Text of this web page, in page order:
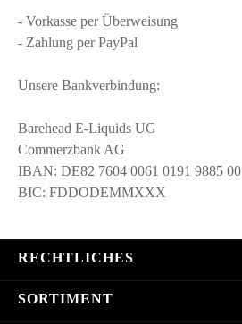
- Vorkasse per Überweisung
- Zahlung per PayPal
Unsere Bankverbindung:
Barehead E-Liquids UG
Commerzbank AG
IBAN: DE82 7604 0061 0191 9885 00
BIC: FDDODEMMXXX
RECHTLICHES
SORTIMENT